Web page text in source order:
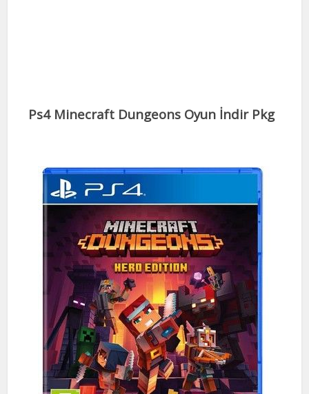
Ps4 Minecraft Dungeons Oyun İndir Pkg